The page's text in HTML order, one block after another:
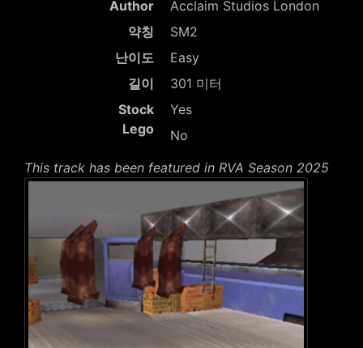
Author
Acclaim Studios London
약칭
SM2
난이도
Easy
길이
301 미터
Stock
Lego
Yes
No
This track has been featured in RVA Season 2025